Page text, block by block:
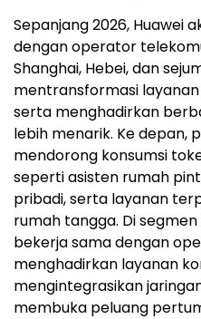
Sepanjang 2026, Huawei
dengan operator
Shanghai, Hebei, dan
mentransformasi layanan
serta menghadirkan
lebih menarik. Ke depan,
mendorong konsumsi
seperti asisten rumah
pribadi, serta layanan
rumah tangga. Di segmen
bekerja sama dengan
menghadirkan layanan
mengintegrasikan
membuka peluang